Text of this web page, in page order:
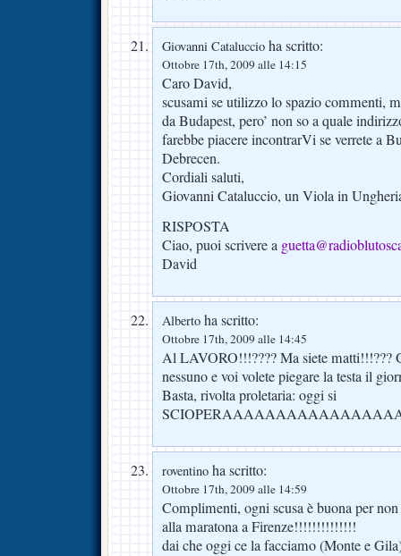
Giovanni Cataluccio ha scritto:
Ottobre 17th, 2009 alle 14:15
Caro David,
scusami se utilizzo lo spazio commenti,
da Budapest, pero’ non so a quale
farebbe piacere incontrarVi se verrete a
Debrecen.
Cordiali saluti,
Giovanni Cataluccio, un Viola in
RISPOSTA
Ciao, puoi scrivere a
David
Alberto ha scritto:
Ottobre 17th, 2009 alle 14:45
Al LAVORO!!!???? Ma siete matti!!!???
nessuno e voi volete piegare la testa il
Basta, rivolta proletaria: oggi si
roventino ha scritto:
Ottobre 17th, 2009 alle 14:59
Complimenti, ogni scusa è buona per
alla maratona a Firenze!!!!!!!!!!!!!!
dai che oggi ce la facciamo (Monte e